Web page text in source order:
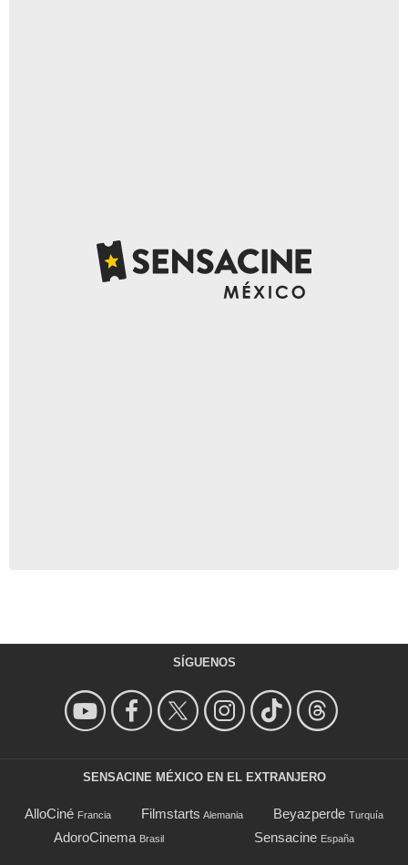
SÍGUENOS
SENSACINE MÉXICO EN EL EXTRANJERO
AlloCiné Francia Filmstarts Alemania Beyazperde Turquía
AdoroCinema Brasil Sensacine España